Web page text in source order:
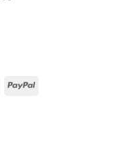
MasterCardPayPal